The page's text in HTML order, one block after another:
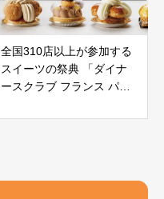
全国310店以上が参加する
スイーツの祭典 「ダイナ
ースクラブ フランス パテ